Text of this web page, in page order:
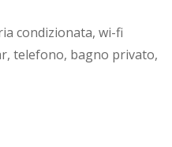
condizionata, wi-fi
telefono, bagno privato,